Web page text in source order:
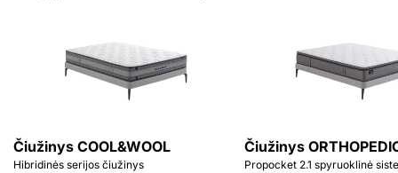
Čiužinys COOL&WOOL
Hibridinės serijos čiužinys
Čiužinys
Propocket 2.1 spyruoklinė